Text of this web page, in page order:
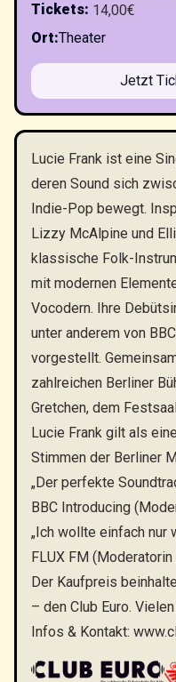
Tickets: 14,00€
Ort:Theater
Jetzt
Lucie Frank ist eine
deren Sound sich
Indie-Pop bewegt.
Lizzy McAlpine und
klassische Folk-
mit modernen
Vocodern. Ihre
unter anderem von
vorgestellt.
zahlreichen Berliner
Gretchen, dem
Lucie Frank gilt als
Stimmen der Berliner
„Der perfekte
BBC Introducing
„Ich wollte einfach nur
FLUX FM
Der Kaufpreis
– den Club Euro.
Infos & Kontakt: